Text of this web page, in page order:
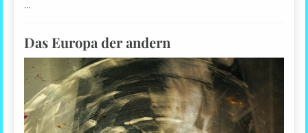
…
Das Europa der andern